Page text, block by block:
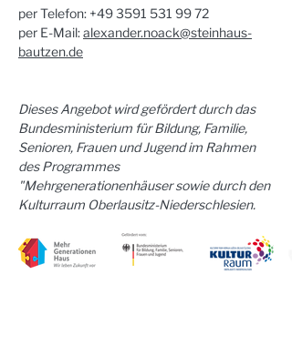
per Telefon: +49 3591 531 99 72
per E-Mail: alexander.noack@steinhaus-
bautzen.de
Dieses Angebot wird gefördert durch das
Bundesministerium für Bildung, Familie,
Senioren, Frauen und Jugend im Rahmen
des Programmes
"Mehrgenerationenhäuser sowie durch den
Kulturraum Oberlausitz-Niederschlesien.